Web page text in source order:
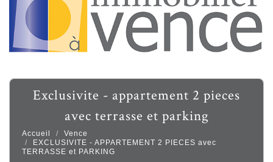
exclusivite - appartement 2 pieces
avec terrasse et parking
Accueil
Vence
EXCLUSIVITE - APPARTEMENT 2 PIECES avec
TERRASSE et PARKING